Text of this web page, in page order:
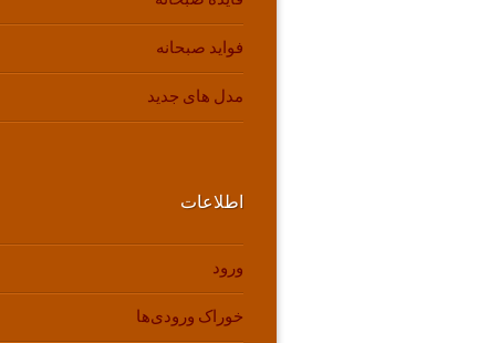
فواید صبحانه
مدل های جدید
اطلاعات
ورود
خوراک ورودی‌ها